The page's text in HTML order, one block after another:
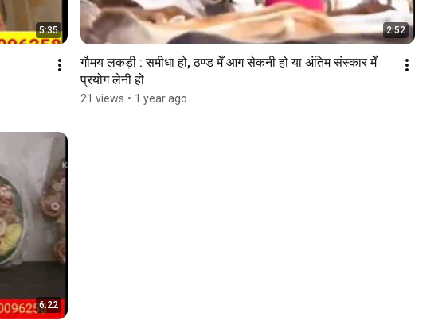
5:35 2:52
गौमय लकड़ी : समीधा हो, ठण्ड मेँ आग सेकनी हो या अंतिम संस्कार मेँ
प्रयोग लेनी हो
21 views • 1 year ago
6:22